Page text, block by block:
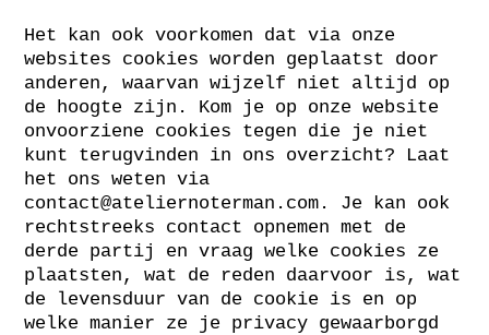
Het kan ook voorkomen dat via onze
websites cookies worden geplaatst door
anderen, waarvan wijzelf niet altijd op
de hoogte zijn. Kom je op onze website
onvoorziene cookies tegen die je niet
kunt terugvinden in ons overzicht? Laat
het ons weten via
contact@ateliernoterman.com . Je kan ook
rechtstreeks contact opnemen met de
derde partij en vraag welke cookies ze
plaatsten, wat de reden daarvoor is, wat
de levensduur van de cookie is en op
welke manier ze je privacy gewaarborgd